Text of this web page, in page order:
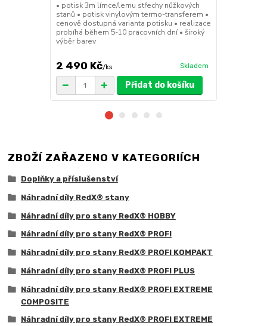
• potisk 3m límce/lemu střechy nůžkových
stanů • potisk vinylovým termo-transferem •
cenově dostupná varianta potisku • realizace
probíhá během 5-10 pracovních dní • široký
výběr barev
2 490 Kč/ks Skladem
Přidat do košíku
ZBOŽÍ ZAŘAZENO V KATEGORIÍCH
Doplňky a příslušenství
Náhradní díly RedX® stany
Náhradní díly pro stany RedX® HOBBY
Náhradní díly pro stany RedX® PROFI
Náhradní díly pro stany RedX® PROFI KOMPAKT
Náhradní díly pro stany RedX® PROFI PLUS
Náhradní díly pro stany RedX® PROFI EXTREME
COMPOSITE
Náhradní díly pro stany RedX® PROFI EXTREME